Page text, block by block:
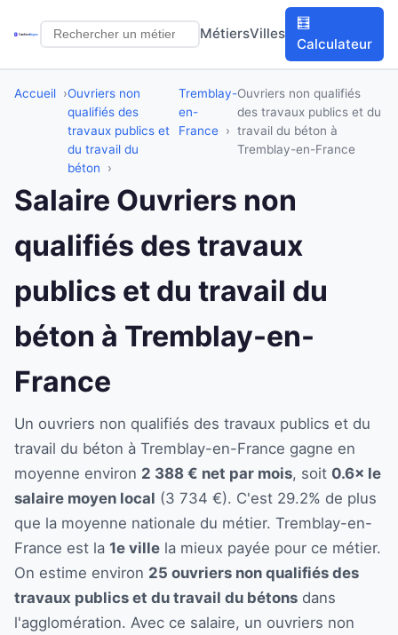
MétiersVilles
🧮
Calculateur
Accueil
Ouvriers non
qualifiés des
travaux publics et
du travail du
béton
Tremblay-
en-
France
Ouvriers non qualifiés
des travaux publics et du
travail du béton à
Tremblay-en-France
Salaire Ouvriers non
qualifiés des travaux
publics et du travail du
béton à Tremblay-en-
France
Un ouvriers non qualifiés des travaux publics et du
travail du béton à Tremblay-en-France gagne en
moyenne environ 2 388 € net par mois, soit 0.6× le
salaire moyen local (3 734 €). C'est 29.2% de plus
que la moyenne nationale du métier. Tremblay-en-
France est la 1e ville la mieux payée pour ce métier.
On estime environ 25 ouvriers non qualifiés des
travaux publics et du travail du bétons dans
l'agglomération. Avec ce salaire, un ouvriers non